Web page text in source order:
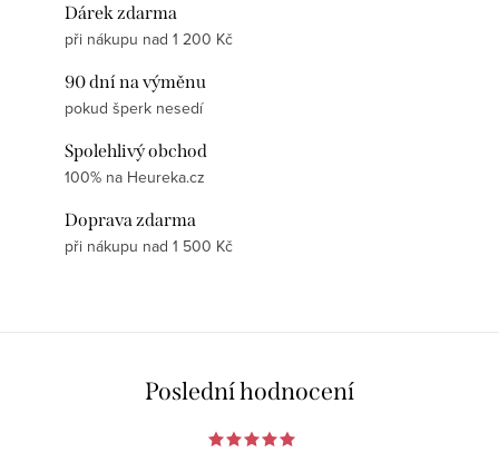
Dárek zdarma
při nákupu nad 1 200 Kč
90 dní na výměnu
pokud šperk nesedí
Spolehlivý obchod
100% na Heureka.cz
Doprava zdarma
při nákupu nad 1 500 Kč
Poslední hodnocení